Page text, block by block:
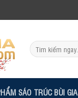
Tìm
kiếm:
SÁO TRÚC BÙI GIA